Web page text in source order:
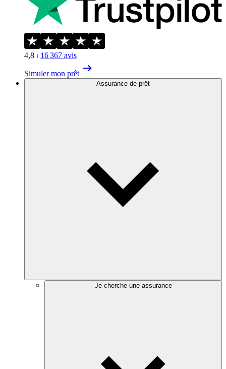
4,8 ⏐ 16 367 avis
Simuler mon prêt
Assurance de prêt
Je cherche une assurance